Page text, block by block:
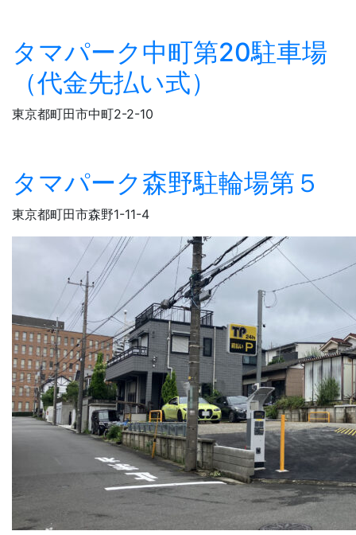
タマパーク中町第20駐車場
（代金先払い式）
東京都町田市中町2-2-10
タマパーク森野駐輪場第５
東京都町田市森野1-11-4